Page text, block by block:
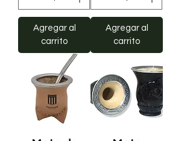
Agregar al
carrito
Agregar al
carrito